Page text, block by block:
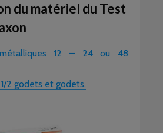
du matériel du Test
12 – 24 ou 48
2 godets et godets.